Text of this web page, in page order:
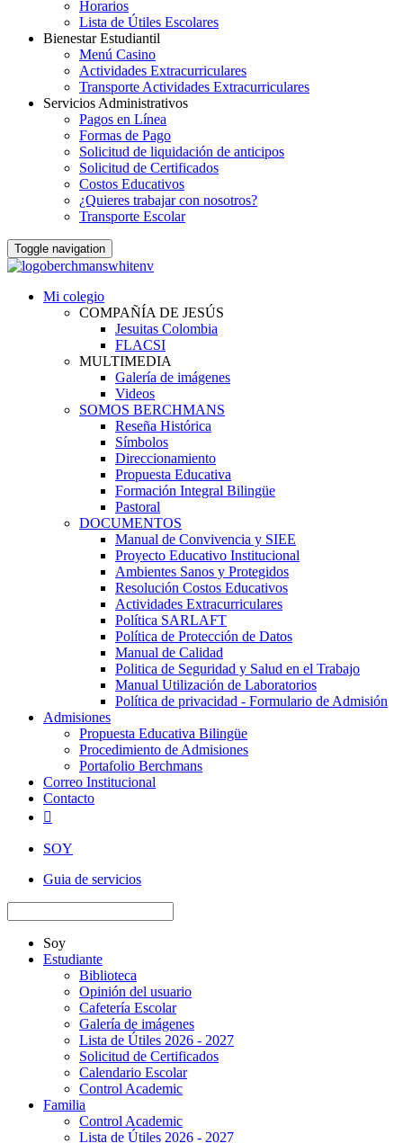
Horarios
Lista de Útiles Escolares
Bienestar Estudiantil
Menú Casino
Actividades Extracurriculares
Transporte Actividades Extracurriculares
Servicios Administrativos
Pagos en Línea
Formas de Pago
Solicitud de liquidación de anticipos
Solicitud de Certificados
Costos Educativos
¿Quieres trabajar con nosotros?
Transporte Escolar
Toggle navigation
Mi colegio
COMPAÑÍA DE JESÚS
Jesuitas Colombia
FLACSI
MULTIMEDIA
Galería de imágenes
Videos
SOMOS BERCHMANS
Reseña Histórica
Símbolos
Direccionamiento
Propuesta Educativa
Formación Integral Bilingüe
Pastoral
DOCUMENTOS
Manual de Convivencia y SIEE
Proyecto Educativo Institucional
Ambientes Sanos y Protegidos
Resolución Costos Educativos
Actividades Extracurriculares
Política SARLAFT
Política de Protección de Datos
Manual de Calidad
Politica de Seguridad y Salud en el Trabajo
Manual Utilización de Laboratorios
Política de privacidad - Formulario de Admisión
Admisiones
Propuesta Educativa Bilingüe
Procedimiento de Admisiones
Portafolio Berchmans
Correo Institucional
Contacto

SOY
Guia de servicios
Soy
Estudiante
Biblioteca
Opinión del usuario
Cafetería Escolar
Galería de imágenes
Lista de Útiles 2026 - 2027
Solicitud de Certificados
Calendario Escolar
Control Academic
Familia
Control Academic
Lista de Útiles 2026 - 2027